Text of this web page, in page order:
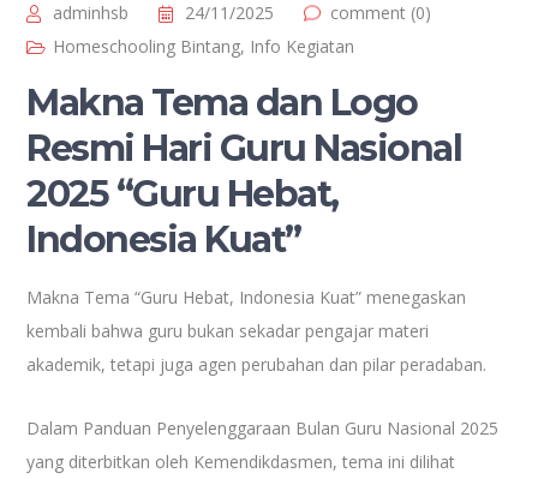
adminhsb 24/11/2025
comment (0)
Homeschooling Bintang, Info Kegiatan
Makna Tema dan Logo
Resmi Hari Guru Nasional
2025 “Guru Hebat,
Indonesia Kuat”
Makna Tema “Guru Hebat, Indonesia Kuat” menegaskan
kembali bahwa guru bukan sekadar pengajar materi
akademik, tetapi juga agen perubahan dan pilar peradaban.
Dalam Panduan Penyelenggaraan Bulan Guru Nasional 2025
yang diterbitkan oleh Kemendikdasmen, tema ini dilihat